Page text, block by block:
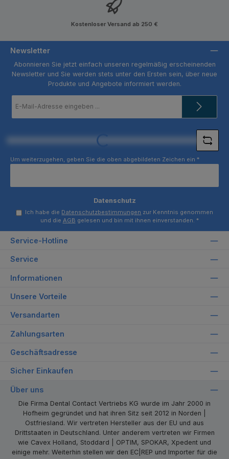
Kostenloser Versand ab 250 €
Newsletter
Abonnieren Sie jetzt einfach unseren regelmäßig erscheinenden
Newsletter und Sie werden stets unter den Ersten sein, über neue
Produkte und Angebote informiert werden.
Mail-
Loading...
Um weiterzugehen, geben Sie die oben abgebildeten Zeichen ein *
Datenschutz
Ich habe die Datenschutzbestimmungen zur Kenntnis genommen
und die AGB gelesen und bin mit ihnen einverstanden. *
Service-Hotline
Service
Informationen
Unsere Vorteile
Versandarten
Zahlungsarten
Geschäftsadresse
Sicher Einkaufen
Über uns
Die Firma Dental Contact Vertriebs KG wurde im Jahr 2000 in
Hofheim gegründet und hat ihren Sitz seit 2012 in Norden |
Ostfriesland. Wir vertreten Hersteller aus der EU und aus
Drittstaaten in Deutschland. Unter anderem vertreten wir Firmen
wie Cavex Holland, Stoddard | OPTIM, SPOKAR, Xpedent und
einige mehr. Weiterhin stellen wir den EC|REP und Importer für die